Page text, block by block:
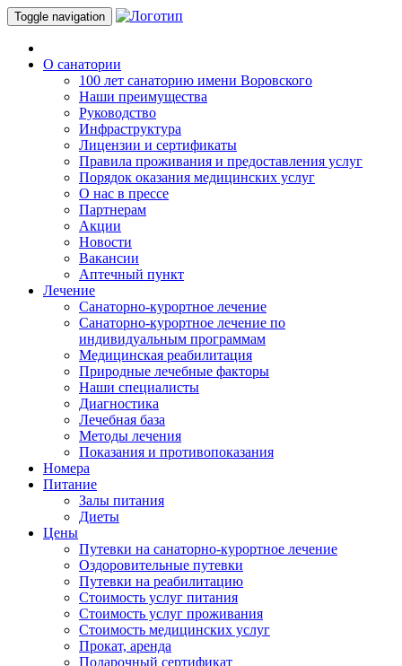
Toggle navigation
О санатории
100 лет санаторию имени Воровского
Наши преимущества
Руководство
Инфраструктура
Лицензии и сертификаты
Правила проживания и предоставления услуг
Порядок оказания медицинских услуг
О нас в прессе
Партнерам
Акции
Новости
Вакансии
Аптечный пункт
Лечение
Санаторно-курортное лечение
Санаторно-курортное лечение по
индивидуальным программам
Медицинская реабилитация
Природные лечебные факторы
Наши специалисты
Диагностика
Лечебная база
Методы лечения
Показания и противопоказания
Номера
Питание
Залы питания
Диеты
Цены
Путевки на санаторно-курортное лечение
Оздоровительные путевки
Путевки на реабилитацию
Стоимость услуг питания
Стоимость услуг проживания
Стоимость медицинских услуг
Прокат, аренда
Подарочный сертификат